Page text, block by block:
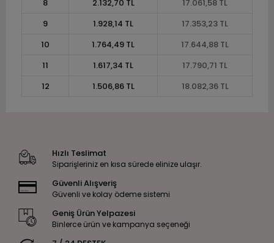
8
2.132,70 TL
17.061,58 TL
9
1.928,14 TL
17.353,23 TL
10
1.764,49 TL
17.644,88 TL
11
1.617,34 TL
17.790,71 TL
12
1.506,86 TL 18.082,36 TL
Hızlı Teslimat
Siparişleriniz en kısa sürede elinize ulaşır.
Güvenli Alışveriş
Güvenli ve kolay ödeme sistemi
Geniş Ürün Yelpazesi
Binlerce ürün ve kampanya seçeneği